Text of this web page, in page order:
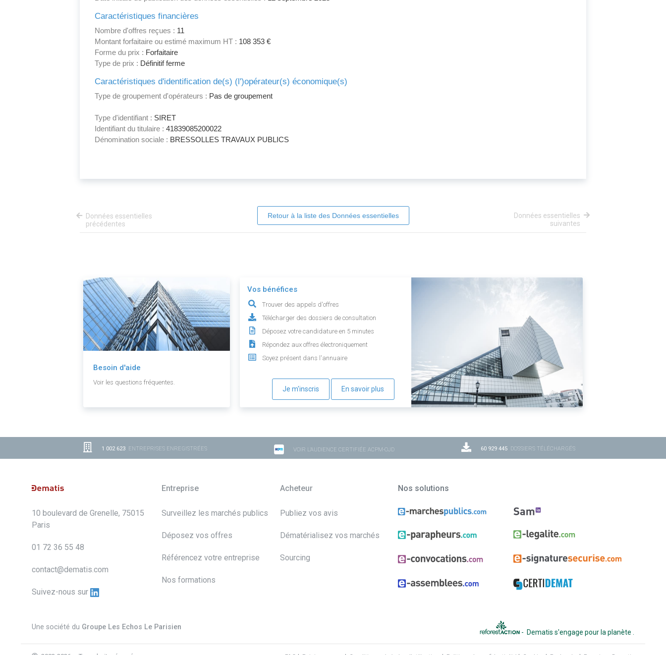
Caractéristiques financières
Nombre d'offres reçues : 11
Montant forfaitaire ou estimé maximum HT : 108 353 €
Forme du prix : Forfaitaire
Type de prix : Définitif ferme
Caractéristiques d'identification de(s) (l')opérateur(s) économique(s)
Type de groupement d'opérateurs : Pas de groupement
Type d'identifiant : SIRET
Identifiant du titulaire : 41839085200022
Dénomination sociale : BRESSOLLES TRAVAUX PUBLICS
Données essentielles
précédentes
Retour à la liste des Données essentielles
Données essentielles
suivantes
Besoin d'aide
Voir les questions fréquentes.
Vos bénéfices
Trouver des appels d'offres
Télécharger des dossiers de consultation
Déposez votre candidature en 5 minutes
Répondez aux offres électroniquement
Soyez présent dans l'annuaire
Je m'inscris En savoir plus
1 002 623 ENTREPRISES ENREGISTRÉES VOIR L'AUDIENCE CERTIFIÉE ACPM-OJD 60 929 445 DOSSIERS TÉLÉCHARGÉS
10 boulevard de Grenelle, 75015
Paris
01 72 36 55 48
contact@dematis.com
Suivez-nous sur
Entreprise
Surveillez les marchés publics
Déposez vos offres
Référencez votre entreprise
Nos formations
Acheteur
Publiez vos avis
Dématérialisez vos marchés
Sourcing
Nos solutions
Une société du Groupe Les Echos Le Parisien
- Dematis s'engage pour la planète